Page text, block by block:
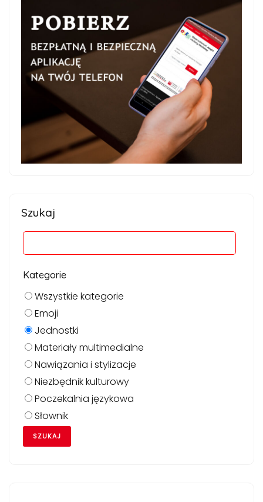
Szukaj
Kategorie
Wszystkie kategorie
Emoji
Jednostki
Materiały multimedialne
Nawiązania i stylizacje
Niezbędnik kulturowy
Poczekalnia językowa
Słownik